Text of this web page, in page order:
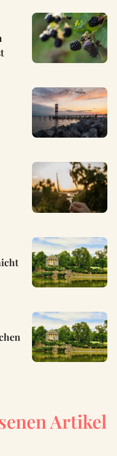
Artikel